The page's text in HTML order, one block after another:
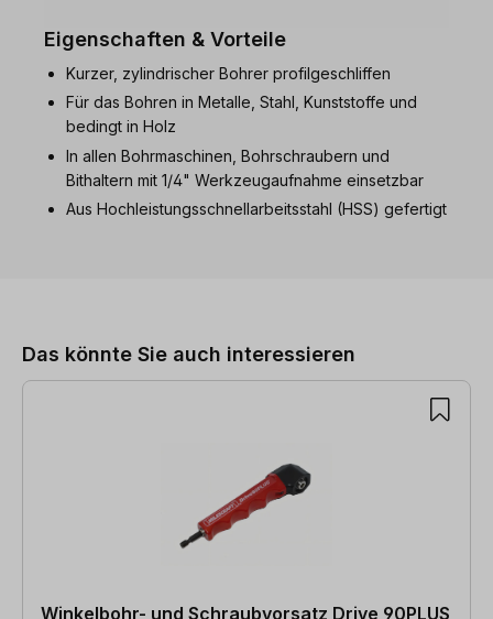
Eigenschaften & Vorteile
Kurzer, zylindrischer Bohrer profilgeschliffen
Für das Bohren in Metalle, Stahl, Kunststoffe und
bedingt in Holz
In allen Bohrmaschinen, Bohrschraubern und
Bithaltern mit 1/4" Werkzeugaufnahme einsetzbar
Aus Hochleistungsschnellarbeitsstahl (HSS) gefertigt
Das könnte Sie auch interessieren
Winkelbohr- und Schraubvorsatz Drive 90PLUS